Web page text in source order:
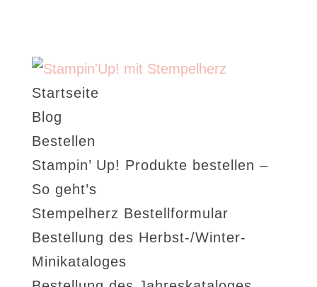
Startseite
Blog
Bestellen
Stampin’ Up! Produkte bestellen –
So geht’s
Stempelherz Bestellformular
Bestellung des Herbst-/Winter-
Minikataloges